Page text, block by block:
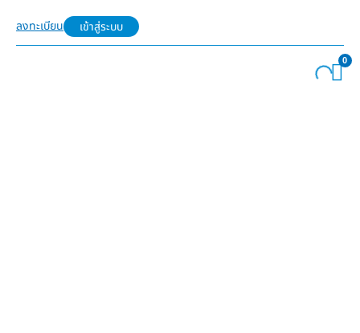
ลงทะเบียน เข้าสู่ระบบ
0